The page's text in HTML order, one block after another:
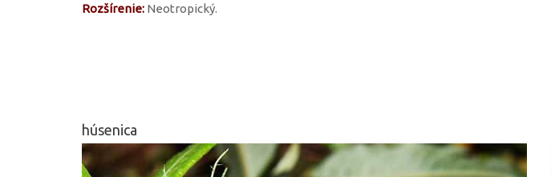
Rozšírenie: Neotropický.
húsenica